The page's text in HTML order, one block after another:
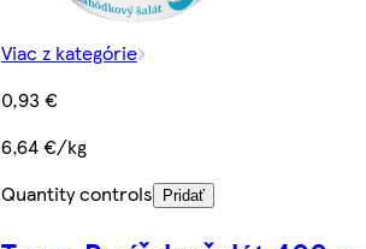
Viac z kategórie
0,93 €
6,64 €/kg
Quantity controls
Pridať